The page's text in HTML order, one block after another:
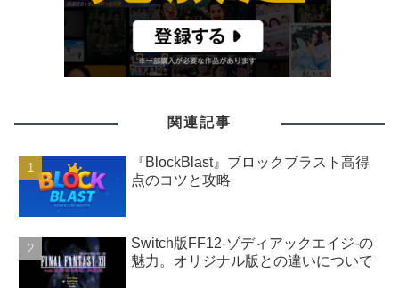
関連記事
『BlockBlast』ブロックブラスト高得
点のコツと攻略
Switch版FF12-ゾディアックエイジ-の
魅力。オリジナル版との違いについて